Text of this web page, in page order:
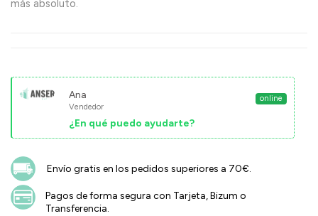
más absoluto.
Ana
Vendedor
¿En qué puedo ayudarte?
online
Envío gratis en los pedidos superiores a 70€.
Pagos de forma segura con Tarjeta, Bizum o
Transferencia.